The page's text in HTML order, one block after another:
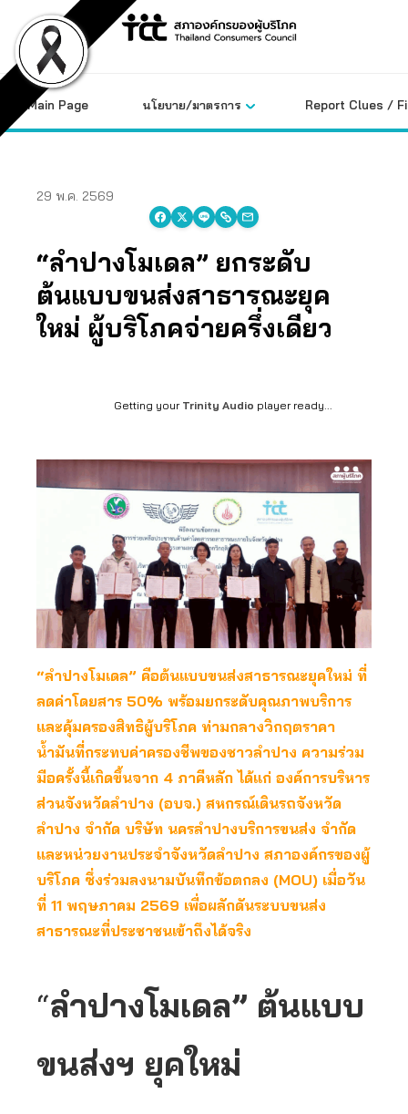
content
Main Page นโยบาย/มาตรการ Report Clues /
29 พ.ค. 2569
“ลำปางโมเดล” ยกระดับ
ต้นแบบขนส่งสาธารณะยุค
ใหม่ ผู้บริโภคจ่ายครึ่งเดียว
Getting your Trinity Audio player ready...
“ลำปางโมเดล” คือต้นแบบขนส่งสาธารณะยุคใหม่ ที่
ลดค่าโดยสาร 50% พร้อมยกระดับคุณภาพบริการ
และคุ้มครองสิทธิผู้บริโภค ท่ามกลางวิกฤตราคา
น้ำมันที่กระทบค่าครองชีพของชาวลำปาง ความร่วม
มือครั้งนี้เกิดขึ้นจาก 4 ภาคีหลัก ได้แก่ องค์การบริหาร
ส่วนจังหวัดลำปาง (อบจ.) สหกรณ์เดินรถจังหวัด
ลำปาง จำกัด บริษัท นครลำปางบริการขนส่ง จำกัด
และหน่วยงานประจำจังหวัดลำปาง สภาองค์กรของผู้
บริโภค ซึ่งร่วมลงนามบันทึกข้อตกลง (MOU) เมื่อวัน
ที่ 11 พฤษภาคม 2569 เพื่อผลักดันระบบขนส่ง
สาธารณะที่ประชาชนเข้าถึงได้จริง
“ลำปางโมเดล” ต้นแบบ
ขนส่งฯ ยุคใหม่